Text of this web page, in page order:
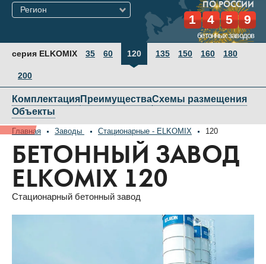
ПО РОССИИ
1 4 5 9
бетонных заводов
Регион
серия ELKOMIX 35 60 120 135 150 160 180
200
КомплектацияПреимуществаСхемы размещения
Объекты
Главная Заводы Стационарные - ELKOMIX 120
БЕТОННЫЙ ЗАВОД
ELKOMIX 120
Стационарный бетонный завод